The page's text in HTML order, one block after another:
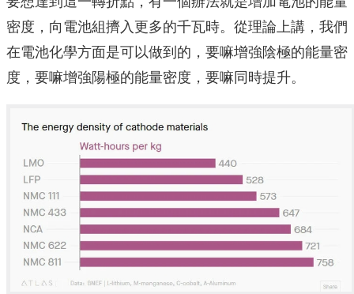
密度，向電池組擠入更多的千瓦時。從理論上講，我們
在電池化學方面是可以做到的，要嘛增強陰極的能量密
度，要嘛增強陽極的能量密度，要嘛同時提升。